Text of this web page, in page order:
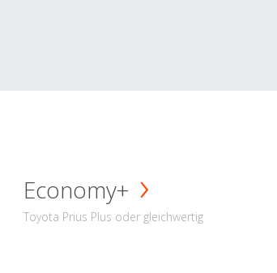
Economy+
Toyota Prius Plus oder gleichwertig